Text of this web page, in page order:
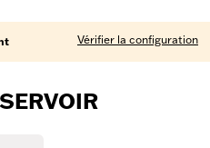
Vérifier la configuration